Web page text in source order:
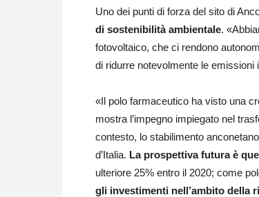
Uno dei punti di forza del sito di
di sostenibilità ambientale.
fotovoltaico, che ci rendono
di ridurre notevolmente le
«Il polo farmaceutico ha visto una
mostra l’impegno impiegato nel
contesto, lo stabilimento
d’Italia. La prospettiva futura è
ulteriore 25% entro il 2020; come
gli investimenti nell’ambito della